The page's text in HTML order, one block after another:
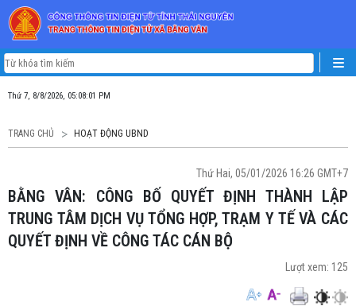
Thứ 7, 8/8/2026, 05:08:01 PM
TRANG CHỦ HOẠT ĐỘNG UBND
Thứ Hai, 05/01/2026 16:26 GMT+7
BẰNG VÂN: CÔNG BỐ QUYẾT ĐỊNH THÀNH LẬP
TRUNG TÂM DỊCH VỤ TỔNG HỢP, TRẠM Y TẾ VÀ CÁC
QUYẾT ĐỊNH VỀ CÔNG TÁC CÁN BỘ
Lượt xem: 125